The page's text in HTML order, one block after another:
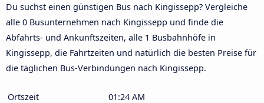
Du suchst einen günstigen Bus nach Kingissepp? Vergleiche
alle 0 Busunternehmen nach Kingissepp und finde die
Abfahrts- und Ankunftszeiten, alle 1 Busbahnhöfe in
Kingissepp, die Fahrtzeiten und natürlich die besten Preise für
die täglichen Bus-Verbindungen nach Kingissepp.
Ortszeit
01:24 AM